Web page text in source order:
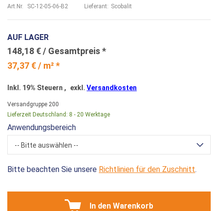
Art.Nr. SC-12-05-06-B2 Lieferant: Scobalit
AUF LAGER
37,37 € / m² *
148,18 €
Inkl. 19% Steuern , exkl. Versandkosten
Versandgruppe 200
Lieferzeit Deutschland: 8 - 20 Werktage
Anwendungsbereich
-- Bitte auswählen --
Bitte beachten Sie unsere Richtlinien für den Zuschnitt.
In den Warenkorb